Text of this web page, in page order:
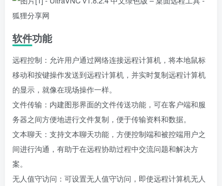
软件功能
远程控制：允许用户通过网络连接远程计算机，将本地鼠标
移动和按键操作发送到远程计算机，并实时复制远程计算机
的显示，就像在现场操作一样。
文件传输：内建图形界面的文件传送功能，可在客户端和服
务器之间方便地进行文件复制，便于传输资料和数据。
文本聊天：支持文本聊天功能，方便控制端和被控端用户之
间进行沟通，有助于在远程协助过程中交流问题和解决方
案。
无人值守访问：可设置无人值守访问，即使远程计算机无人